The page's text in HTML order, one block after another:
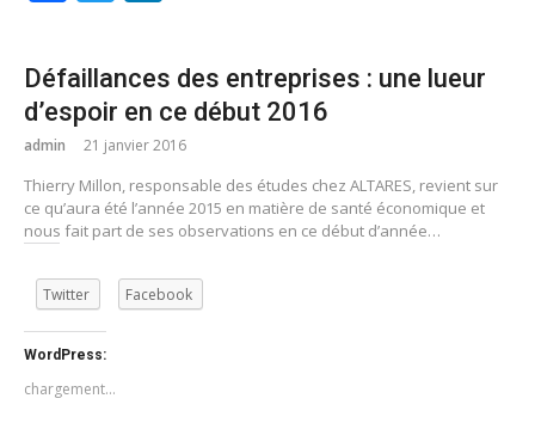
Défaillances des entreprises : une lueur
d’espoir en ce début 2016
admin 21 janvier 2016
Thierry Millon, responsable des études chez ALTARES, revient sur
ce qu’aura été l’année 2015 en matière de santé économique et
nous fait part de ses observations en ce début d’année…
Twitter Facebook
WordPress:
chargement…